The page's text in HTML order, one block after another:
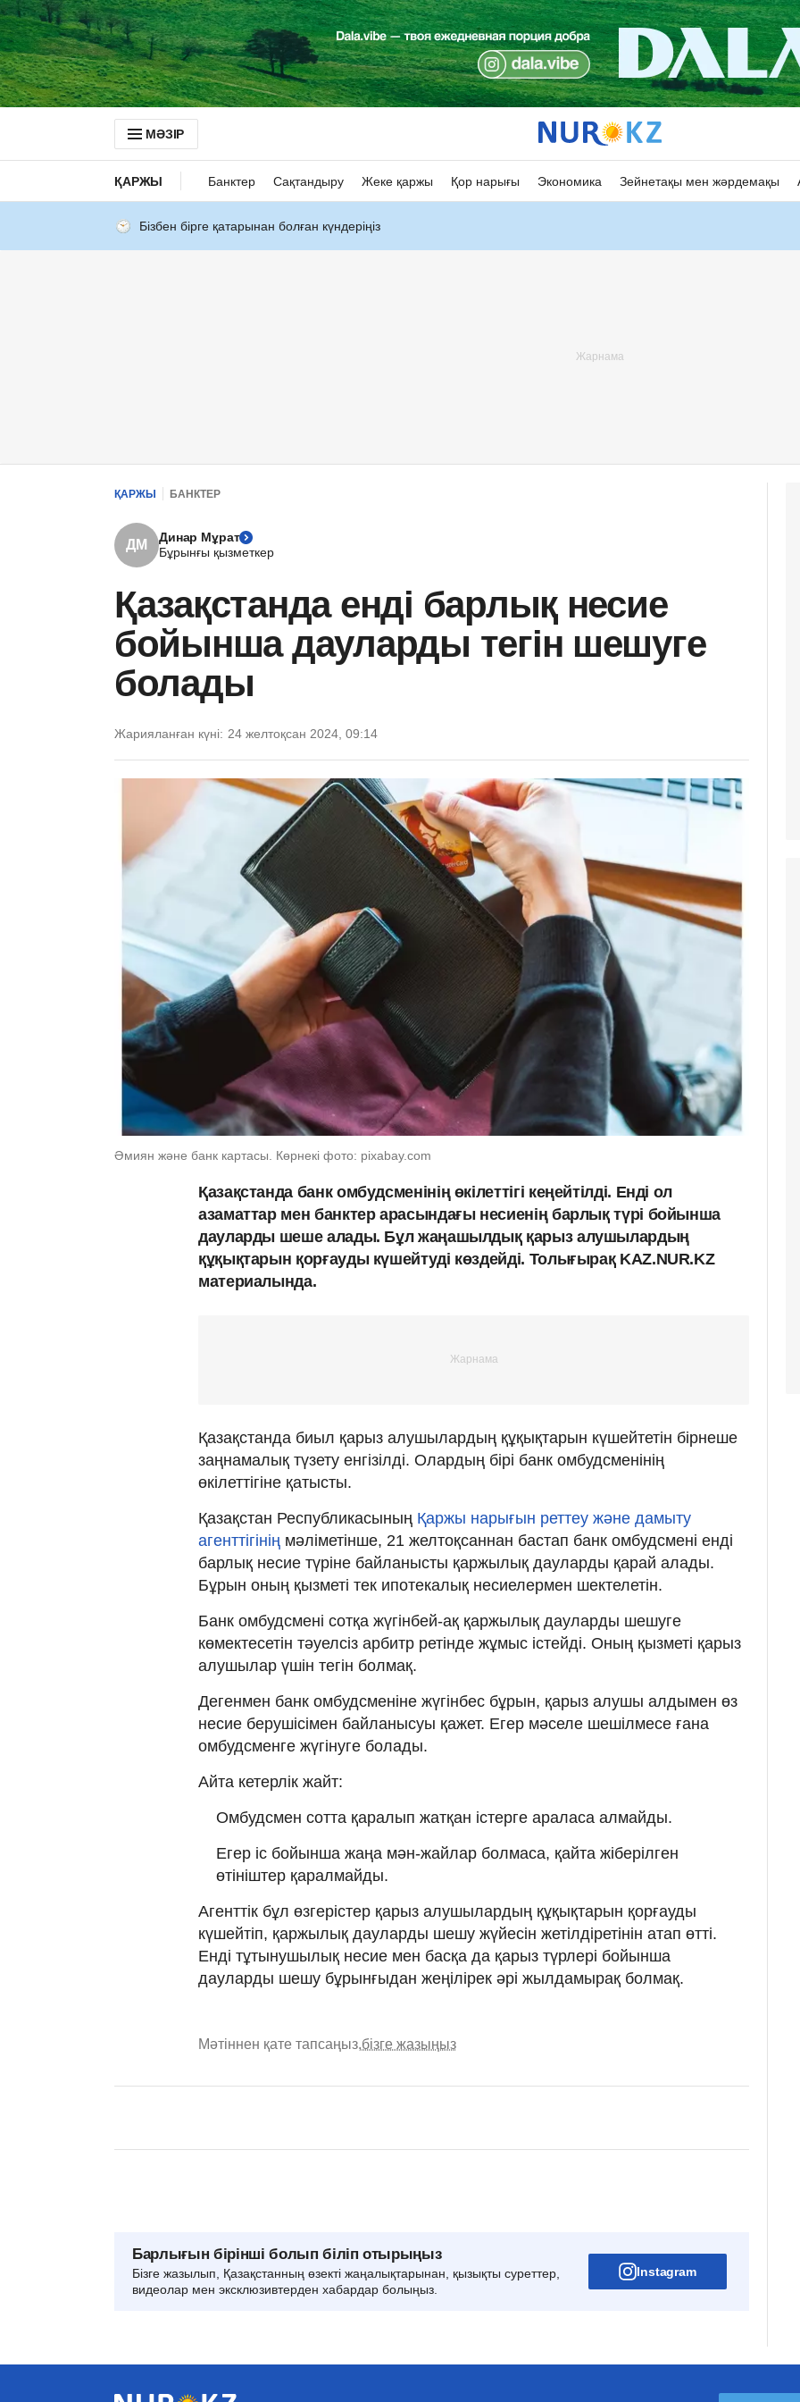
МӘЗІР
ҚАРЖЫ Банктер Сақтандыру Жеке қаржы Қор нарығы Экономика Зейнетақы мен жәрдемақы
Бізбен бірге қатарынан болған күндеріңіз
ҚАРЖЫ БАНКТЕР
ДМ
Динар Мұрат
Бұрынғы қызметкер
Қазақстанда енді барлық несие
бойынша дауларды тегін шешуге
болады
Жарияланған күні: 24 желтоқсан 2024, 09:14
Әмиян және банк картасы. Көрнекі фото: pixabay.com
Қазақстанда банк омбудсменінің өкілеттігі кеңейтілді. Енді ол
азаматтар мен банктер арасындағы несиенің барлық түрі бойынша
дауларды шеше алады. Бұл жаңашылдық қарыз алушылардың
құқықтарын қорғауды күшейтуді көздейді. Толығырақ KAZ.NUR.KZ
материалында.
Қазақстанда биыл қарыз алушылардың құқықтарын күшейтетін бірнеше
заңнамалық түзету енгізілді. Олардың бірі банк омбудсменінің
өкілеттігіне қатысты.
Қазақстан Республикасының Қаржы нарығын реттеу және дамыту
агенттігінің мәліметінше, 21 желтоқсаннан бастап банк омбудсмені енді
барлық несие түріне байланысты қаржылық дауларды қарай алады.
Бұрын оның қызметі тек ипотекалық несиелермен шектелетін.
Банк омбудсмені сотқа жүгінбей-ақ қаржылық дауларды шешуге
көмектесетін тәуелсіз арбитр ретінде жұмыс істейді. Оның қызметі қарыз
алушылар үшін тегін болмақ.
Дегенмен банк омбудсменіне жүгінбес бұрын, қарыз алушы алдымен өз
несие берушісімен байланысуы қажет. Егер мәселе шешілмесе ғана
омбудсменге жүгінуге болады.
Айта кетерлік жайт:
Омбудсмен сотта қаралып жатқан істерге араласа алмайды.
Егер іс бойынша жаңа мән-жайлар болмаса, қайта жіберілген
өтініштер қаралмайды.
Агенттік бұл өзгерістер қарыз алушылардың құқықтарын қорғауды
күшейтіп, қаржылық дауларды шешу жүйесін жетілдіретінін атап өтті.
Енді тұтынушылық несие мен басқа да қарыз түрлері бойынша
дауларды шешу бұрынғыдан жеңілірек әрі жылдамырақ болмақ.
Мәтіннен қате тапсаңыз,бізге жазыңыз
Барлығын бірінші болып біліп отырыңыз
Бізге жазылып, Қазақстанның өзекті жаңалықтарынан, қызықты суреттер,
видеолар мен эксклюзивтерден хабардар болыңыз.
Instagram